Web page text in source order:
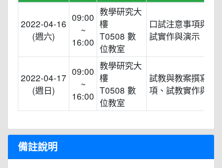
2022-04-16
(週六)
09:00
~
16:00
教學研究大
樓
T0508 數
位教室
口試注意事項與模
試實作與演示
2022-04-17
(週日)
09:00
~
16:00
教學研究大
樓
T0508 數
位教室
試教與教案撰寫注
項、試教實作與演
備註說明